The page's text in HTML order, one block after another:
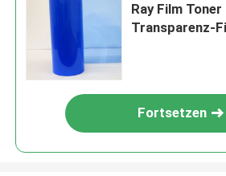
Ray Film
Transparenz-
Fortsetzen